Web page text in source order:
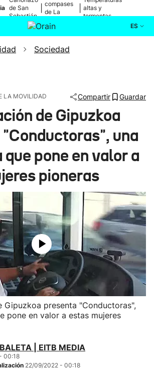
de San
Sebastián
compases
de La
altas y
tormentas
ES
Actualidad
Ikusmiran
Eguraldia
Sociedad
LA MOVILIDAD Compartir Guardar
de Gipuzkoa
una
pone en valor a
pioneras
Gipuzkoa presenta "Conductoras",
pone en valor a estas mujeres
| EITB MEDIA
00:18
22/09/2022 - 00:18